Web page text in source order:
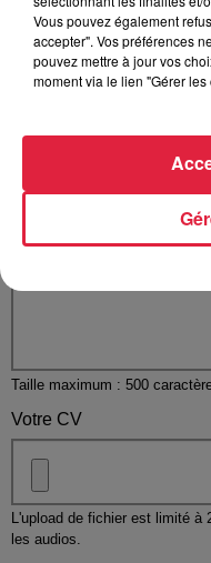
Votre n° de téléphone*
Taille maximum : 500
Votre CV
L'upload de fichier est limité à
les audios.
Vous pouvez également
accepter". Vos préférences
pouvez mettre à jour vos
moment via le lien "Gérer